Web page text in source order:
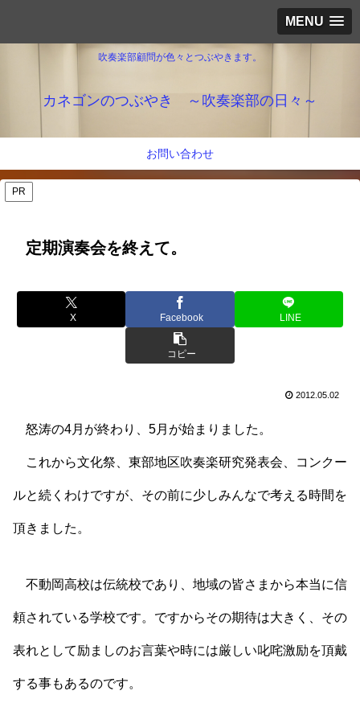
MENU
吹奏楽部顧問が色々とつぶやきます。
カネゴンのつぶやき ～吹奏楽部の日々～
お問い合わせ
PR
定期演奏会を終えて。
X Facebook LINE
コピー
2012.05.02
怒涛の4月が終わり、5月が始まりました。
これから文化祭、東部地区吹奏楽研究発表会、コンクー
ルと続くわけですが、その前に少しみんなで考える時間を
頂きました。
不動岡高校は伝統校であり、地域の皆さまから本当に信
頼されている学校です。ですからその期待は大きく、その
表れとして励ましのお言葉や時には厳しい叱咤激励を頂戴
する事もあるのです。